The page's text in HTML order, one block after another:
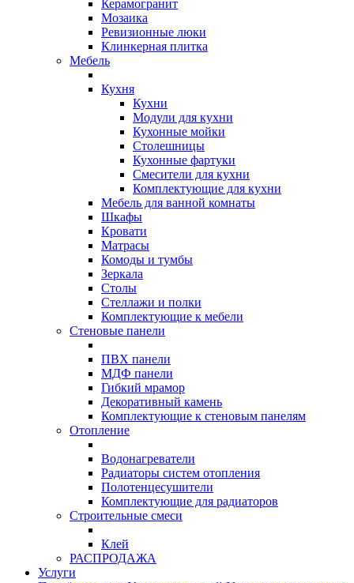
Керамогранит
Мозаика
Ревизионные люки
Клинкерная плитка
Мебель
Кухня
Кухни
Модули для кухни
Кухонные мойки
Столешницы
Кухонные фартуки
Смесители для кухни
Комплектующие для кухни
Мебель для ванной комнаты
Шкафы
Кровати
Матрасы
Комоды и тумбы
Зеркала
Столы
Стеллажи и полки
Комплектующие к мебели
Стеновые панели
ПВХ панели
МДФ панели
Гибкий мрамор
Декоративный камень
Комплектующие к стеновым панелям
Отопление
Водонагреватели
Радиаторы систем отопления
Полотенцесушители
Комплектующие для радиаторов
Строительные смеси
Клей
РАСПРОДАЖА
Услуги